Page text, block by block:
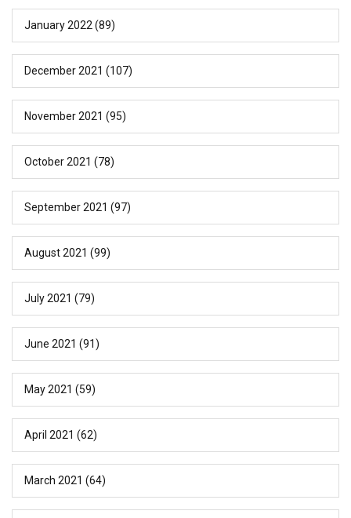
January 2022 (89)
December 2021 (107)
November 2021 (95)
October 2021 (78)
September 2021 (97)
August 2021 (99)
July 2021 (79)
June 2021 (91)
May 2021 (59)
April 2021 (62)
March 2021 (64)